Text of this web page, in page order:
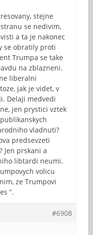
stejne
se nedivim,
a ta je nakonec
se obratily proti
Trumpa se take
na zblazneni.
liberalni
jak je videt, v
Delaji medvedi
jen prystici vztek
vladnuti?
predsevzeti
Jen prskani a
libtardi neumi.
volicu
ze Trumpovi
“.
#6908